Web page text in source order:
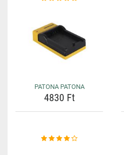
PATONA PATONA
4830 Ft